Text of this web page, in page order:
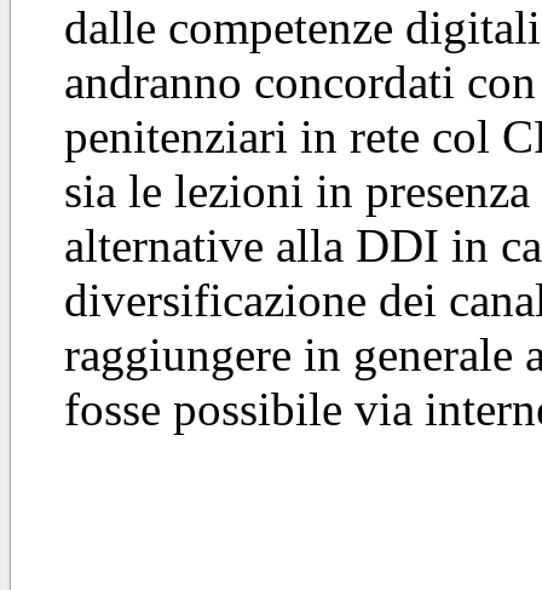
dalle competenze
andranno concordati
penitenziari in rete col
sia le lezioni in
alternative alla DDI in
diversificazione dei
raggiungere in generale
fosse possibile via